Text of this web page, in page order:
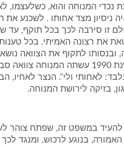
נכדי המנוחה והוא, כשלעצמו,
ניסיון מצד אחותו . לשכנע את
זו סירבה לכך בכל תוקף, עד
את רצונה האמיתי. בכל
ובנסותו לתקוף את הצוואה
מפרט בסעיף 12 לתצהירו: "בשנת 1990 עשתה
לאחותי ולי". הנצר לאחיו,
בזיקה לירושת המנוחה.
להעיד במשפט זה, שפתח צוהר
בנוגע לרכוש, ומנגד